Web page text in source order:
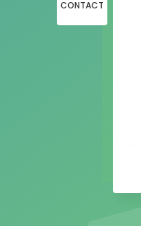
CONTACT